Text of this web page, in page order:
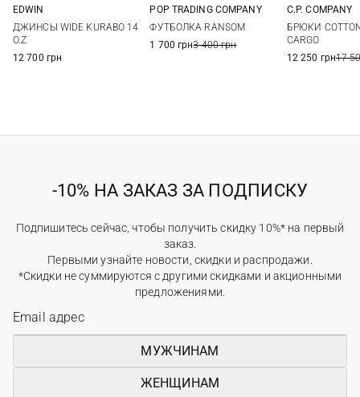
34
EDWIN
ДЖИНСЫ WIDE KURABO 14
O.Z
12 700 грн
POP TRADING COMPANY
ФУТБОЛКА RANSOM
1 700 грн3 400 грн
C.P. COMPANY
БРЮКИ
CARGO
12 250 грн17
-10% НА ЗАКАЗ ЗА ПОДПИСКУ
Подпишитесь сейчас, чтобы получить скидку 10%* на первый
заказ.
Первыми узнайте новости, скидки и распродажи.
*Скидки не суммируются с другими скидками и акционными
предложениями.
МУЖЧИНАМ
ЖЕНЩИНАМ